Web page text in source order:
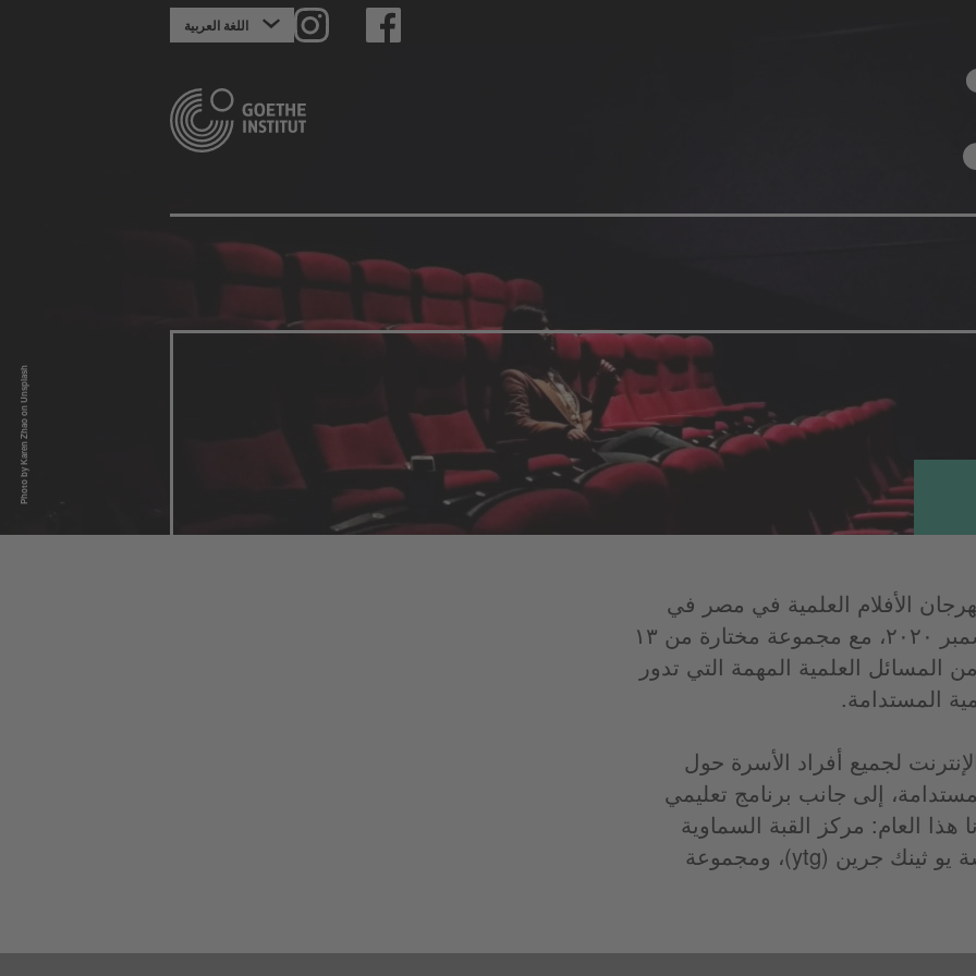
Photo by Karen Zhao on Unsplash
‏اللغة العربية
الأفلام العلمية في مصر في
الفترة من ١٤ نوفمبر إلى نهاية ديسمبر ٢٠٢٠، مع مجموعة مختارة من ١٣
المسائل العلمية المهمة التي تدور
المستدامة.
لجميع أفراد الأسرة حول
إلى جانب برنامج تعليمي
هذا العام: مركز القبة السماوية
العلمي بمكتبة الإسكندرية، ومؤسسة يو ثينك جرين (ytg)، ومجموعة